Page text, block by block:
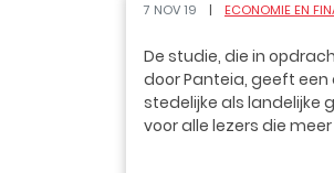
7 NOV 19 ECONOMIE EN
De studie, die in
door Panteia, geeft
stedelijke als landelijke
voor alle lezers die